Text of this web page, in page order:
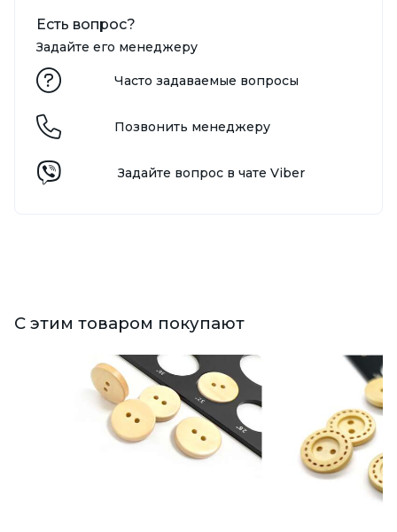
Есть вопрос?
Задайте его менеджеру
Часто задаваемые вопросы
Позвонить менеджеру
Задайте вопрос в чате Viber
С этим товаром покупают